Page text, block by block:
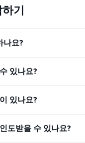
기
나요?
있나요?
있나요?
도받을 수 있나요?